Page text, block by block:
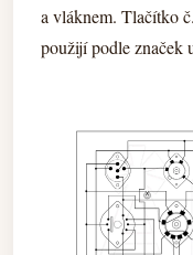
a vláknem. Tlačítko
použijí podle značek